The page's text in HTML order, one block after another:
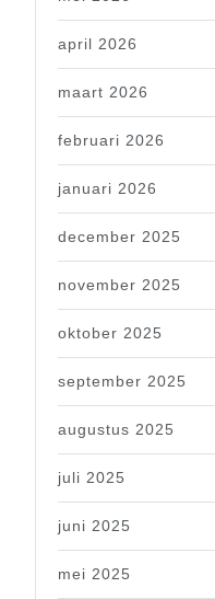
april 2026
maart 2026
februari 2026
januari 2026
december 2025
november 2025
oktober 2025
september 2025
augustus 2025
juli 2025
juni 2025
mei 2025